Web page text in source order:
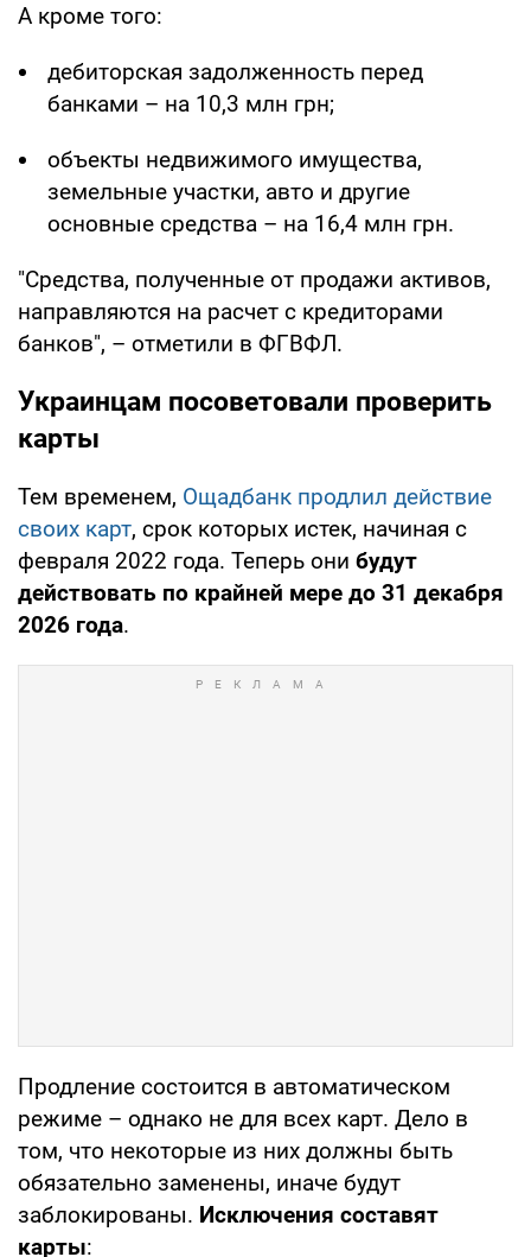
А кроме того:
дебиторская задолженность перед
банками – на 10,3 млн грн;
объекты недвижимого имущества,
земельные участки, авто и другие
основные средства – на 16,4 млн грн.
"Средства, полученные от продажи активов,
направляются на расчет с кредиторами
банков", – отметили в ФГВФЛ.
Украинцам посоветовали проверить
карты
Тем временем, Ощадбанк продлил действие
своих карт, срок которых истек, начиная с
февраля 2022 года. Теперь они будут
действовать по крайней мере до 31 декабря
2026 года.
Продление состоится в автоматическом
режиме – однако не для всех карт. Дело в
том, что некоторые из них должны быть
обязательно заменены, иначе будут
заблокированы. Исключения составят
карты: